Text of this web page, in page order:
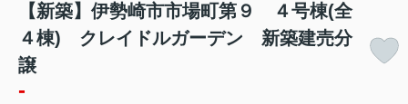
【新築】伊勢崎市市場町第９ ４号棟(全
４棟) クレイドルガーデン 新築建売分
譲
-